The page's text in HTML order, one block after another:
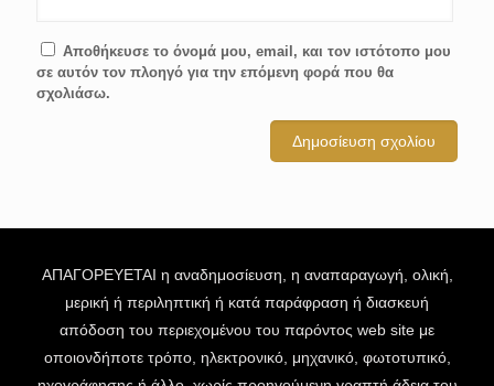
Αποθήκευσε το όνομά μου, email, και τον ιστότοπο μου
σε αυτόν τον πλοηγό για την επόμενη φορά που θα
σχολιάσω.
ΑΠΑΓΟΡΕΥΕΤΑΙ η αναδημοσίευση, η αναπαραγωγή, ολική,
μερική ή περιληπτική ή κατά παράφραση ή διασκευή
απόδοση του περιεχομένου του παρόντος web site με
οποιονδήποτε τρόπο, ηλεκτρονικό, μηχανικό, φωτοτυπικό,